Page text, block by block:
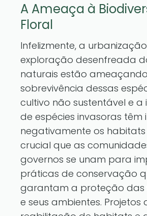
A Ameaça à
Floral
Infelizmente, a
exploração desenfreada
naturais estão
sobrevivência dessas
cultivo não sustentável e
de espécies invasoras
negativamente os habitats
crucial que as
governos se unam para
práticas de conservação
garantam a proteção das
e seus ambientes. Projetos